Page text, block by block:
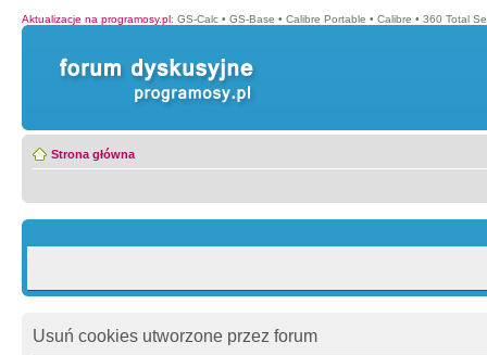
Aktualizacje na programosy.pl: GS-Calc • GS-Base • Calibre Portable • Calibre • 360 Total
Strona główna
Usuń cookies utworzone przez forum